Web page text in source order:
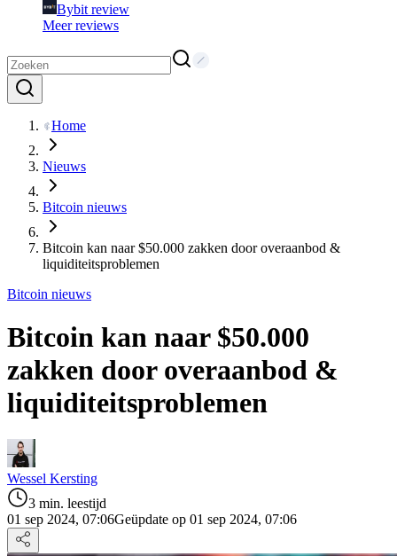
Bybit review
Meer reviews
Home
Nieuws
Bitcoin nieuws
Bitcoin kan naar $50.000 zakken door overaanbod &
liquiditeitsproblemen
Bitcoin nieuws
Bitcoin kan naar $50.000
zakken door overaanbod &
liquiditeitsproblemen
Wessel Kersting
3 min. leestijd
01 sep 2024, 07:06Geüpdate op 01 sep 2024, 07:06